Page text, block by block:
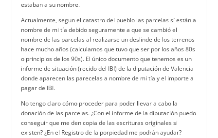
estaban a su nombre.
Actualmente, segun el catastro del pueblo las parcelas sí están a
nombre de mi tía debido seguramente a que se cambió el
nombre de las parcelas al realizarse un deslinde de los terrenos
hace mucho años (calculamos que tuvo que ser por los años 80s
o principios de los 90s). El único documento que tenemos es un
informe de situación (recido del IBI) de la diputación de Valencia
donde aparecen las parecelas a nombre de mi tía y el importe a
pagar de IBI.
No tengo claro cómo proceder para poder llevar a cabo la
donación de las parcelas. ¿Con el informe de la diputación puedo
conseguir que me den copia de las escrituras originales si
existen? ¿En el Registro de la porpiedad me podrán ayudar?